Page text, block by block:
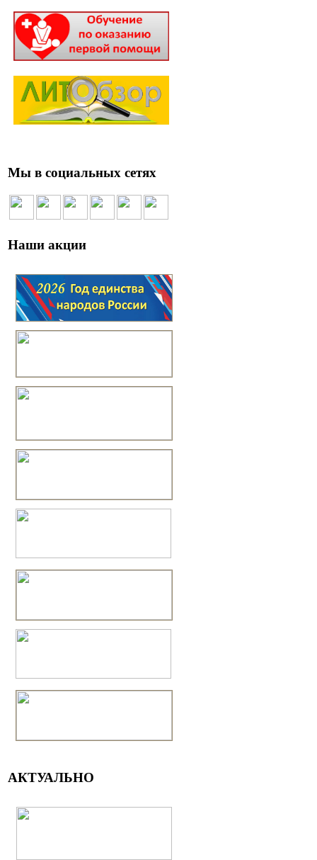
Мы в социальных сетях
Наши акции
АКТУАЛЬНО